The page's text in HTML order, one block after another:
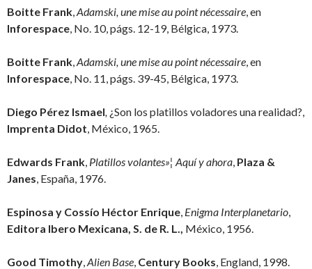
Boitte Frank,Adamski, une mise au point nécessaire, en
Inforespace, No. 10, págs. 12-19, Bélgica, 1973.
Boitte Frank,Adamski, une mise au point nécessaire, en
Inforespace, No. 11, págs. 39-45, Bélgica, 1973.
Diego Pérez Ismael, ¿Son los platillos voladores una realidad?,
Imprenta Didot, México, 1965.
Edwards Frank, Platillos volantes»¦ Aquí y ahora, Plaza &
Janes, España, 1976.
Espinosa y Cossío Héctor Enrique, Enigma Interplanetario,
Editora Ibero Mexicana, S. de R. L., México, 1956.
Good Timothy,Alien Base, Century Books, England, 1998.